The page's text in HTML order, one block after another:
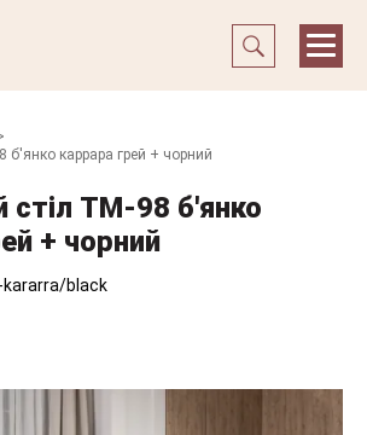
б'янко каррара грей + чорний
стіл TM-98 б'янко
+ чорний
black